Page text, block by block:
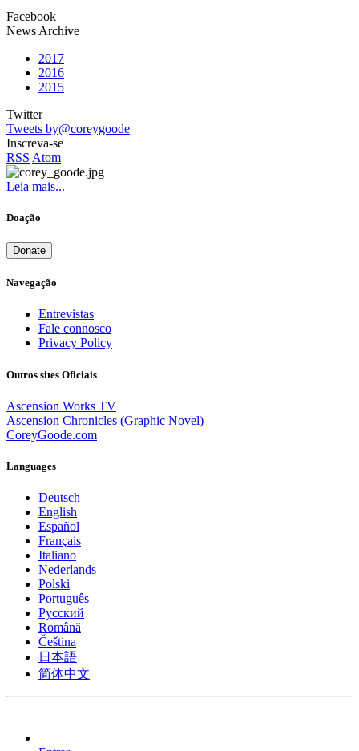
Facebook
News Archive
2017
2016
2015
Twitter
Tweets by@coreygoode
Inscreva-se
RSS Atom
Leia mais...
Doação
Donate
Navegação
Entrevistas
Fale connosco
Privacy Policy
Outros sites Oficiais
Ascension Works TV
Ascension Chronicles (Graphic Novel)
CoreyGoode.com
Languages
Deutsch
English
Español
Français
Italiano
Nederlands
Polski
Português
Pусский
Română
Čeština
日本語
简体中文